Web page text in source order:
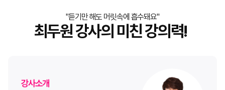
"듣기만 해도 머릿속에 흡수돼요"
최두원 강사의 미친 강의력!